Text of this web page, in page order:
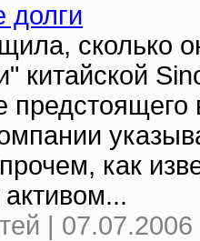
долги
сколько
китайской
как
| 07.07.2006